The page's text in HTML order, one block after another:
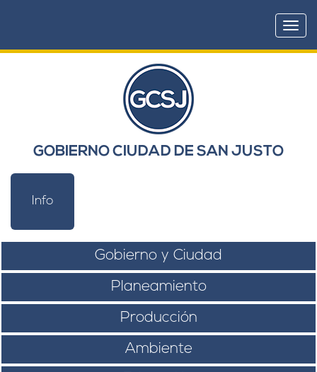
GOBIERNO CIUDAD DE SAN JUSTO
Info
Gobierno y Ciudad
Planeamiento
Producción
Ambiente